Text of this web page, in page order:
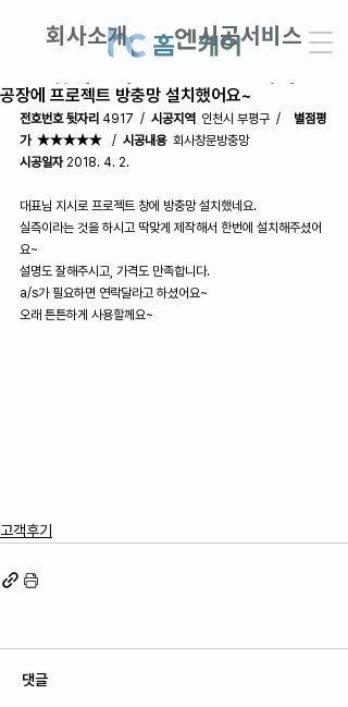
회사소개 시공서비스
창업교실 DIY견적
AS접수 · 견적문의 고객후기
공장에 프로젝트 방충망 설치했어요~
전호번호 뒷자리 4917  / 시공지역
  인천시 부평구  /
별점평
가  ★★★★★
   /
시공내용
  회사창문방충망
시공일자 2018. 4. 2.
대표님 지시로 프로젝트 창에 방충망 설치했네요.
실측이라는 것을 하시고 딱맞게 제작해서 한번에 설치해주셨어
요~
설명도 잘해주시고, 가격도 만족합니다.
a/s가 필요하면 연락달라고 하셨어요~
오래 튼튼하게 사용할께요~
고객후기
댓글